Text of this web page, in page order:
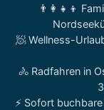
👨‍👩‍👧‍👦
🧖 Wellness-
🚴 Radfahren in
⚡ Sofort